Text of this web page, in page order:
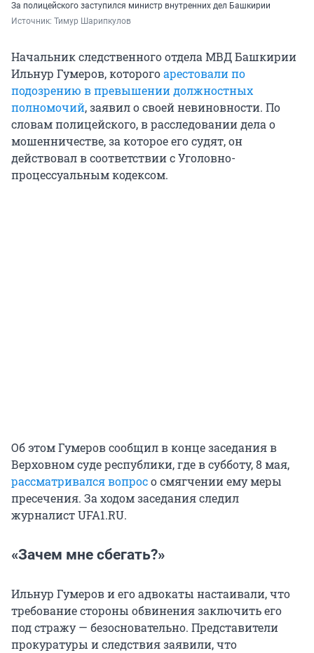
За полицейского заступился министр внутренних дел Башкирии
Источник: Тимур Шарипкулов
Начальник следственного отдела МВД Башкирии
Ильнур Гумеров, которогоарестовали по
подозрению в превышении должностных
полномочий, заявил о своей невиновности. По
словам полицейского, в расследовании дела о
мошенничестве, за которое его судят, он
действовал в соответствии с Уголовно-
процессуальным кодексом.
Об этом Гумеров сообщил в конце заседания в
Верховном суде республики, где в субботу, 8 мая,
рассматривался вопросо смягчении ему меры
пресечения. За ходом заседания следил
журналист UFA1.RU.
«Зачем мне сбегать?»
Ильнур Гумеров и его адвокаты настаивали, что
требование стороны обвинения заключить его
под стражу — безосновательно. Представители
прокуратуры и следствия заявили, что